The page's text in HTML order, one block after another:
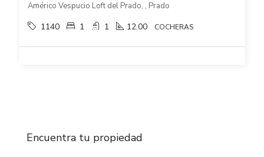
Américo Vespucio Loft del Prado, , Prado
1140 1 1 12.00 COCHERAS
Encuentra tu propiedad